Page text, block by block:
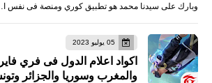
وبارك على سيدنا محمد هو تطبيق كوري ومنصة فى نفس ا…
05 يوليو 2023
والمغرب وسوريا والجزائر